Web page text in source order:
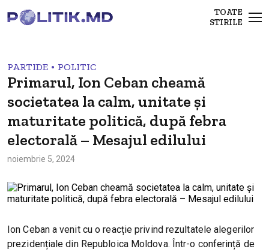
TOATE
STIRILE
PARTIDE • POLITIC
Primarul, Ion Ceban cheamă
societatea la calm, unitate și
maturitate politică, după febra
electorală – Mesajul edilului
noiembrie 5, 2024
Ion Ceban a venit cu o reacție privind rezultatele alegerilor
prezidențiale din Republoica Moldova. Într-o conferință de